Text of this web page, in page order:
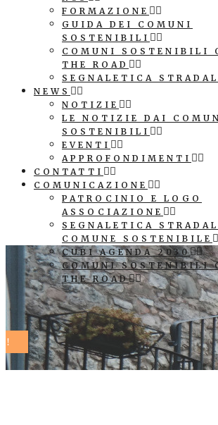
FORMAZIONE
GUIDA DEI COMUNI
SOSTENIBILI
COMUNI SOSTENIBILI
THE ROAD
SEGNALETICA
NEWS
NOTIZIE
LE NOTIZIE DAI
SOSTENIBILI
EVENTI
APPROFONDIMENTI
CONTATTI
COMUNICAZIONE
PATROCINIO E LOGO
ASSOCIAZIONE
SEGNALETICA
COMUNE SOSTENIBILE
CUBI AGENDA 2030
COMUNI SOSTENIBILI
THE ROAD